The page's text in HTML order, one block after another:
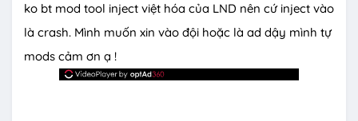
ko bt mod tool inject việt hóa của LND nên cứ inject vào
là crash. Mình muốn xin vào đội hoặc là ad dậy mình tự
mods cảm ơn ạ !